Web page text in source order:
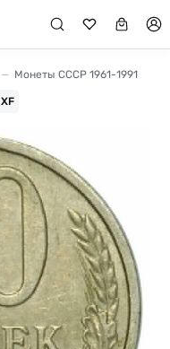
Монеты СССР 1961-1991
XF